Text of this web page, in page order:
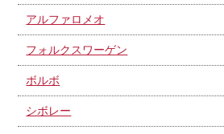
アルファロメオ
フォルクスワーゲン
ボルボ
シボレー